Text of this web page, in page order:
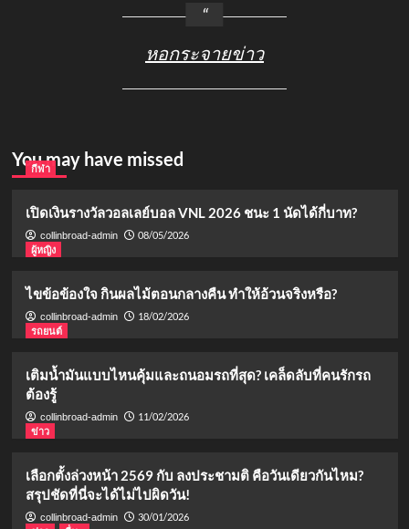
หอกระจายข่าว
You may have missed
กีฬา
เปิดเงินรางวัลวอลเลย์บอล VNL 2026 ชนะ 1 นัดได้กี่บาท?
collinbroad-admin
08/05/2026
ผู้หญิง
ไขข้อข้องใจ กินผลไม้ตอนกลางคืน ทำให้อ้วนจริงหรือ?
collinbroad-admin
18/02/2026
รถยนต์
เติมน้ำมันแบบไหนคุ้มและถนอมรถที่สุด? เคล็ดลับที่คนรักรถ
ต้องรู้
collinbroad-admin
11/02/2026
ข่าว
เลือกตั้งล่วงหน้า 2569 กับ ลงประชามติ คือวันเดียวกันไหม?
สรุปชัดที่นี่จะได้ไม่ไปผิดวัน!
collinbroad-admin
30/01/2026